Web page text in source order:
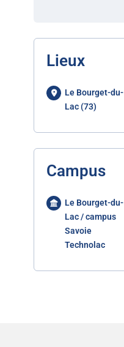
Lieux
Le Bourget-du-
Lac (73)
Campus
Le Bourget-du-
Lac / campus
Savoie
Technolac